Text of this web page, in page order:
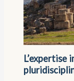
L’expertise